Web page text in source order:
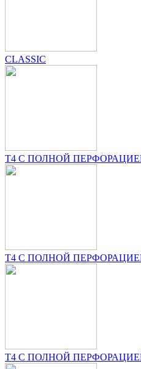
CLASSIC
T4 С ПОЛНОЙ
T4 С ПОЛНОЙ
T4 С ПОЛНОЙ